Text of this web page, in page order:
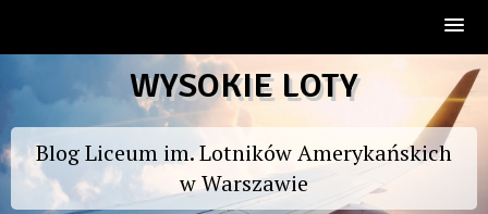
to
WYSOKIE LOTY
Blog Liceum im. Lotników Amerykańskich
w Warszawie